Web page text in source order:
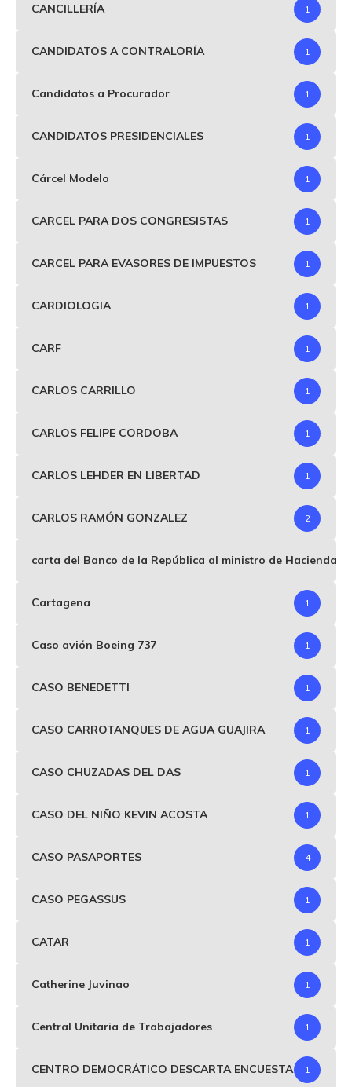
CANCILLERÍA 1
CANDIDATOS A CONTRALORÍA 1
Candidatos a Procurador 1
CANDIDATOS PRESIDENCIALES 1
Cárcel Modelo 1
CARCEL PARA DOS CONGRESISTAS 1
CARCEL PARA EVASORES DE IMPUESTOS 1
CARDIOLOGIA 1
CARF 1
CARLOS CARRILLO 1
CARLOS FELIPE CORDOBA 1
CARLOS LEHDER EN LIBERTAD 1
CARLOS RAMÓN GONZALEZ 2
carta del Banco de la República al ministro de Hacienda
Cartagena 1
Caso avión Boeing 737 1
CASO BENEDETTI 1
CASO CARROTANQUES DE AGUA GUAJIRA 1
CASO CHUZADAS DEL DAS 1
CASO DEL NIÑO KEVIN ACOSTA 1
CASO PASAPORTES 4
CASO PEGASSUS 1
CATAR 1
Catherine Juvinao 1
Central Unitaria de Trabajadores 1
CENTRO DEMOCRÁTICO DESCARTA ENCUESTA 1